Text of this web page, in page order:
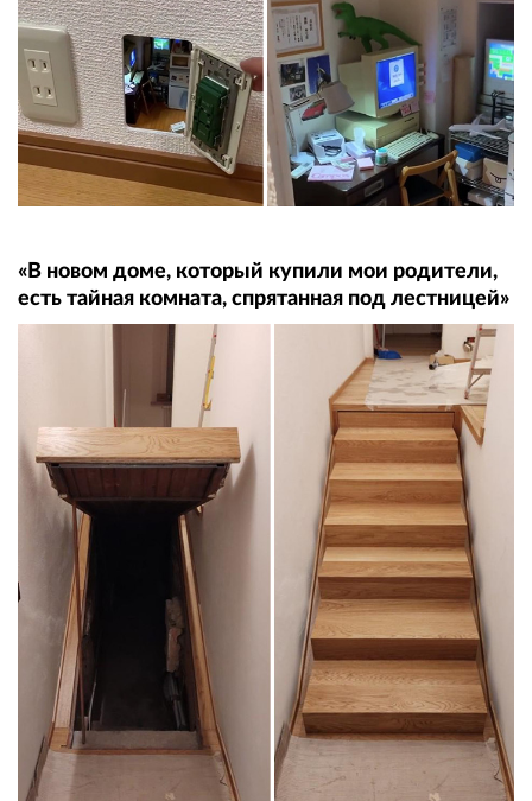
«В новом доме, который купили мои родители,
есть тайная комната, спрятанная под лестницей»